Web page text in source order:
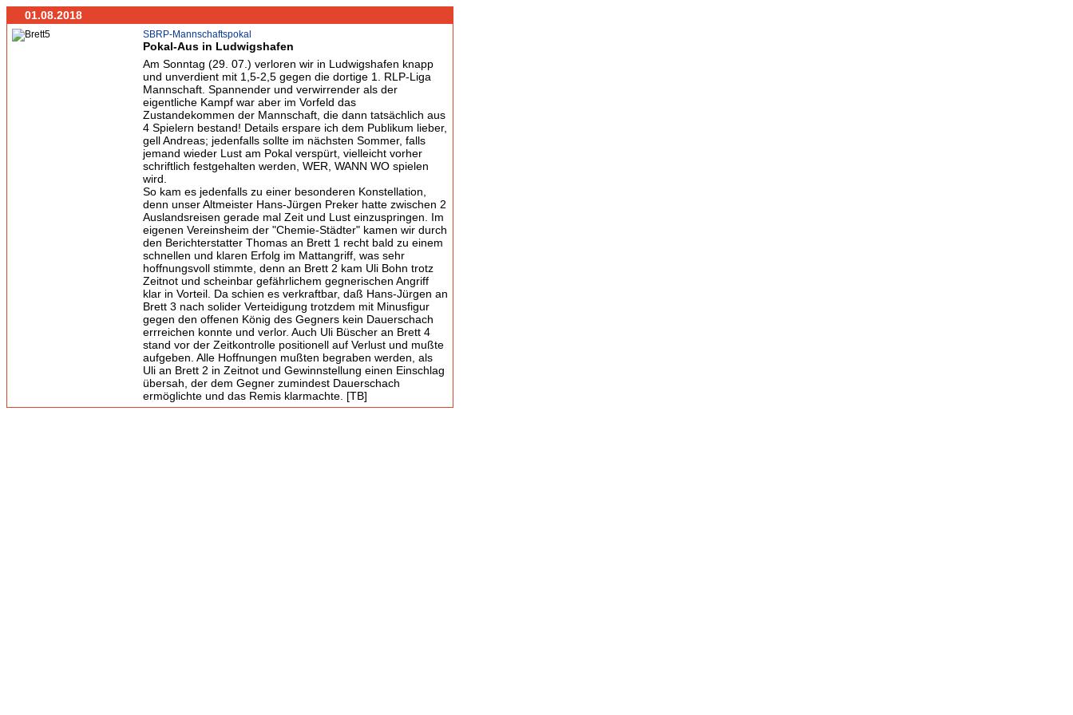
01.08.2018
SBRP-Mannschaftspokal
Pokal-Aus in Ludwigshafen
Am Sonntag (29. 07.) verloren wir in Ludwigshafen knapp
und unverdient mit 1,5-2,5 gegen die dortige 1. RLP-Liga
Mannschaft. Spannender und verwirrender als der
eigentliche Kampf war aber im Vorfeld das
Zustandekommen der Mannschaft, die dann tatsächlich aus
4 Spielern bestand! Details erspare ich dem Publikum lieber,
gell Andreas; jedenfalls sollte im nächsten Sommer, falls
jemand wieder Lust am Pokal verspürt, vielleicht vorher
schriftlich festgehalten werden, WER, WANN WO spielen
wird.
So kam es jedenfalls zu einer besonderen Konstellation,
denn unser Altmeister Hans-Jürgen Preker hatte zwischen 2
Auslandsreisen gerade mal Zeit und Lust einzuspringen. Im
eigenen Vereinsheim der "Chemie-Städter" kamen wir durch
den Berichterstatter Thomas an Brett 1 recht bald zu einem
schnellen und klaren Erfolg im Mattangriff, was sehr
hoffnungsvoll stimmte, denn an Brett 2 kam Uli Bohn trotz
Zeitnot und scheinbar gefährlichem gegnerischen Angriff
klar in Vorteil. Da schien es verkraftbar, daß Hans-Jürgen an
Brett 3 nach solider Verteidigung trotzdem mit Minusfigur
gegen den offenen König des Gegners kein Dauerschach
errreichen konnte und verlor. Auch Uli Büscher an Brett 4
stand vor der Zeitkontrolle positionell auf Verlust und mußte
aufgeben. Alle Hoffnungen mußten begraben werden, als
Uli an Brett 2 in Zeitnot und Gewinnstellung einen Einschlag
übersah, der dem Gegner zumindest Dauerschach
ermöglichte und das Remis klarmachte. [TB]